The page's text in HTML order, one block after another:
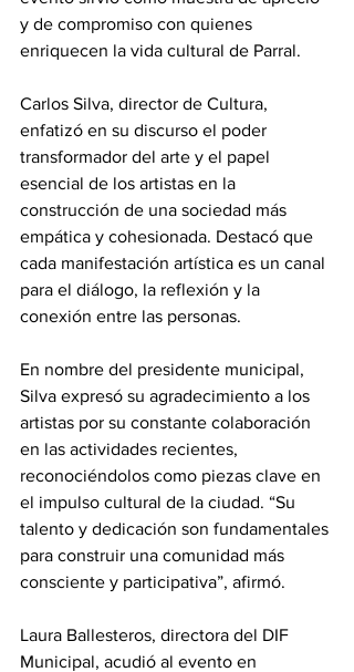
y de compromiso con quienes
enriquecen la vida cultural de Parral.
Carlos Silva, director de Cultura,
enfatizó en su discurso el poder
transformador del arte y el papel
esencial de los artistas en la
construcción de una sociedad más
empática y cohesionada. Destacó que
cada manifestación artística es un canal
para el diálogo, la reflexión y la
conexión entre las personas.
En nombre del presidente municipal,
Silva expresó su agradecimiento a los
artistas por su constante colaboración
en las actividades recientes,
reconociéndolos como piezas clave en
el impulso cultural de la ciudad. “Su
talento y dedicación son fundamentales
para construir una comunidad más
consciente y participativa”, afirmó.
Laura Ballesteros, directora del DIF
Municipal, acudió al evento en